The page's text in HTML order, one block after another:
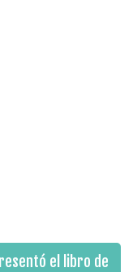
el libro de